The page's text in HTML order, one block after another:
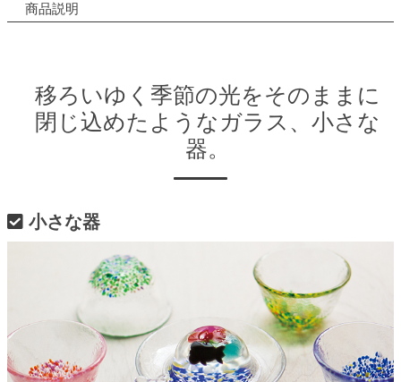
商品説明
移ろいゆく季節の光をそのままに
閉じ込めたようなガラス、小さな
器。
小さな器